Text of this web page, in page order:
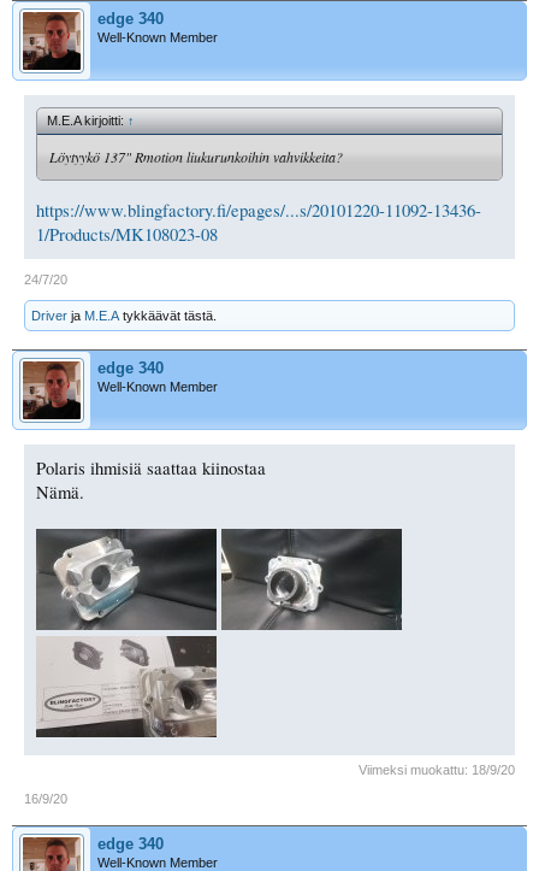
edge 340
Well-Known Member
M.E.A kirjoitti:↑
Löytyykö 137" Rmotion liukurunkoihin vahvikkeita?
https://www.blingfactory.fi/epages/...s/20101220-11092-13436-
1/Products/MK108023-08
24/7/20
Driver ja M.E.A tykkäävät tästä.
edge 340
Well-Known Member
Polaris ihmisiä saattaa kiinostaa
Nämä.
Viimeksi muokattu: 18/9/20
16/9/20
edge 340
Well-Known Member